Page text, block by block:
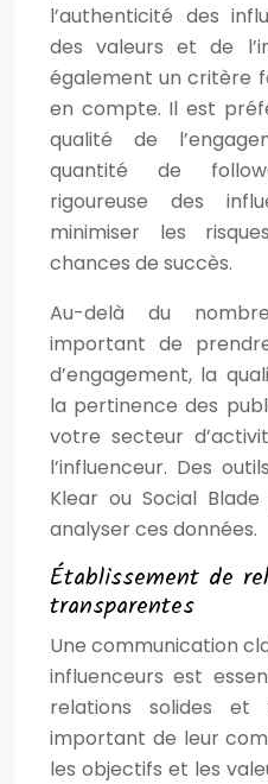
l’authenticité des
des valeurs et de
également un critère
en compte. Il est
qualité de
quantité de
rigoureuse des
minimiser les
chances de succès.
Au-delà du
important de
d’engagement, la
la pertinence des
votre secteur
l’influenceur. Des
Klear ou Social
analyser ces données.
Établissement de
transparentes
Une communication
influenceurs est
relations solides et
important de leur
les objectifs et les